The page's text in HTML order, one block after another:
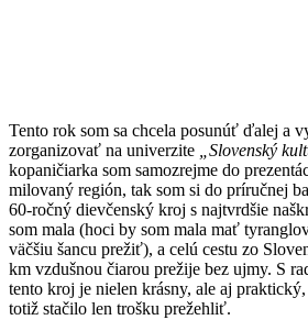
Tento rok som sa chcela posunúť ďalej a
zorganizovať na univerzite
„Slovenský
kopaničiarka som samozrejme do
milovaný región, tak som si do príručnej
60-ročný dievčenský kroj s najtvrdšie
som mala (hoci by som mala mať
väčšiu šancu prežiť), a celú cestu zo
km vzdušnou čiarou prežije bez ujmy. S
tento kroj je nielen krásny, ale aj
totiž stačilo len trošku prežehliť.